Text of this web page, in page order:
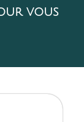
vous